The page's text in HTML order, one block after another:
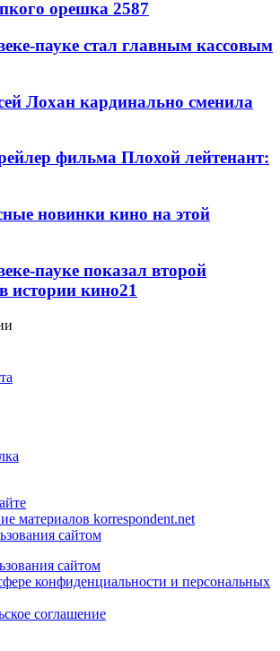
орешка 2587
пауке стал главным кассовым
Лохан кардинально сменила
фильма Плохой лейтенант:
новинки кино на этой
пауке показал второй
истории кино21
материалов korrespondent.net
сайтом
сайтом
конфиденциальности и персональных
соглашение